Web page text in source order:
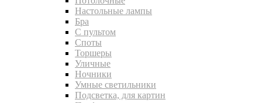
Настольные лампы
Бра
С пультом
Споты
Торшеры
Уличные
Ночники
Умные светильники
Подсветка, для картин